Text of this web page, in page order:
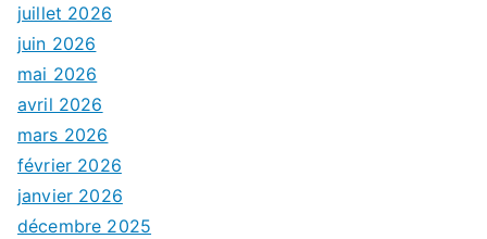
juillet 2026
juin 2026
mai 2026
avril 2026
mars 2026
février 2026
janvier 2026
décembre 2025